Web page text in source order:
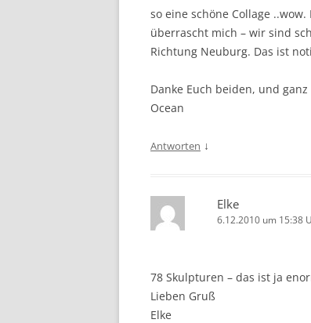
so eine schöne Collage
überrascht mich – wir sind
Richtung Neuburg. Das ist
Danke Euch beiden, und
Ocean
Antworten ↓
Elke
6.12.2010 um 15:38
78 Skulpturen – das ist ja
Lieben Gruß
Elke